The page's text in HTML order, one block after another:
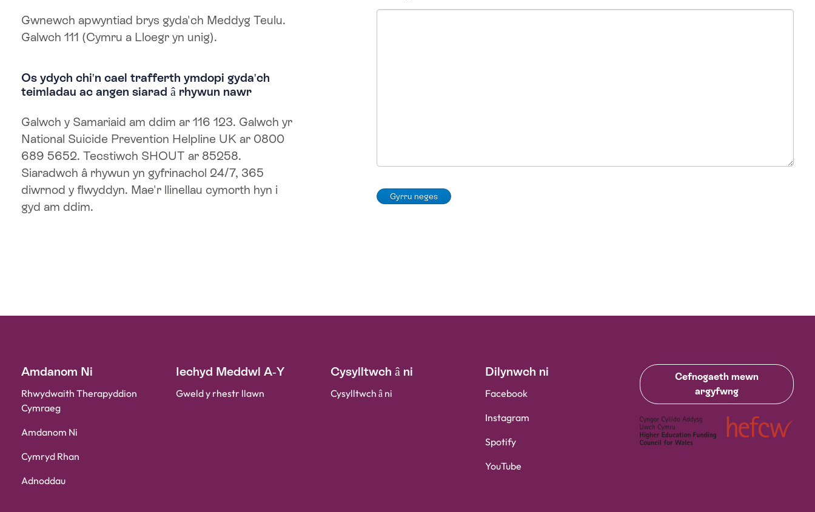
Gwnewch apwyntiad brys gyda'ch Meddyg Teulu.
Galwch 111 (Cymru a Lloegr yn unig).
Os ydych chi'n cael trafferth ymdopi gyda'ch
teimladau ac angen siarad â rhywun nawr
Galwch y Samariaid am ddim ar 116 123. Galwch yr
National Suicide Prevention Helpline UK ar 0800
689 5652. Tecstiwch SHOUT ar 85258.
Siaradwch â rhywun yn gyfrinachol 24/7, 365
diwrnod y flwyddyn. Mae'r llinellau cymorth hyn i
gyd am ddim.
Amdanom Ni
Rhwydwaith Therapyddion
Cymraeg
Amdanom Ni
Cymryd Rhan
Adnoddau
Iechyd Meddwl A-Y
Gweld y rhestr llawn
Cysylltwch â ni
Cysylltwch â ni
Dilynwch ni
Facebook
Instagram
Spotify
YouTube
Cefnogaeth mewn
argyfwng